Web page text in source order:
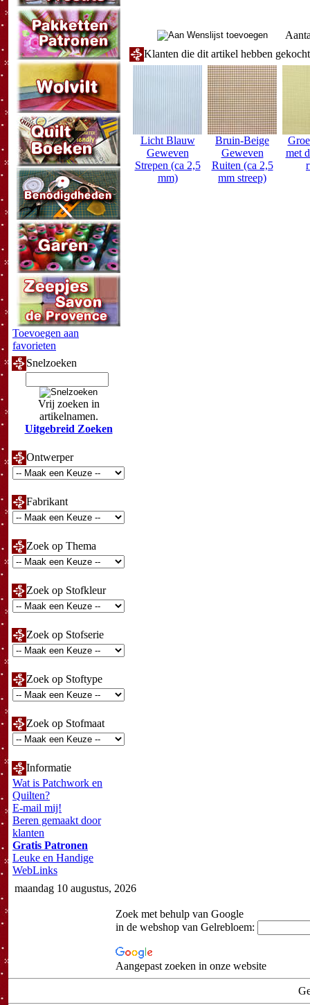
Toevoegen aan
favorieten
Snelzoeken
Vrij zoeken in
artikelnamen.
Uitgebreid Zoeken
Ontwerper
Fabrikant
Zoek op Thema
Zoek op Stofkleur
Zoek op Stofserie
Zoek op Stoftype
Zoek op Stofmaat
Informatie
Wat is Patchwork en
Quilten?
E-mail mij!
Beren gemaakt door
klanten
Gratis Patronen
Leuke en Handige
WebLinks
Klanten die dit artikel hebben
Licht Blauw
Geweven
Strepen (ca 2,5
mm)
Bruin-Beige
Geweven
Ruiten (ca 2,5
mm streep)
met
maandag 10 augustus, 2026
Zoek met behulp van Google
in de webshop van Gelrebloem:
Aangepast zoeken in onze website